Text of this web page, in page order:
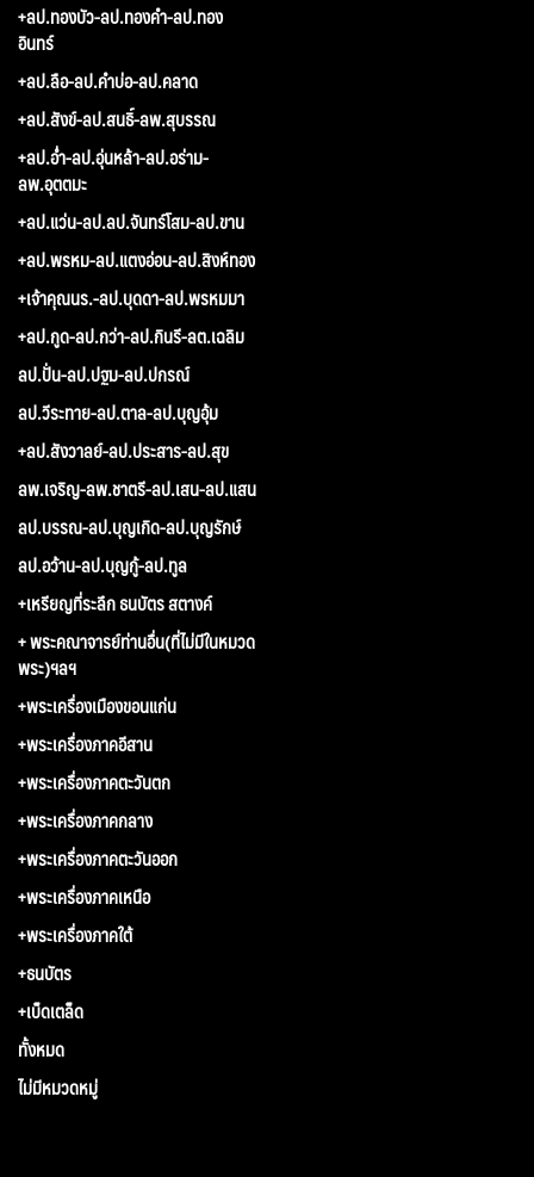
+ลป.ทองบัว-ลป.ทองคำ-ลป.ทอง
อินทร์
+ลป.ลือ-ลป.คำบ่อ-ลป.คลาด
+ลป.สังข์-ลป.สนธิ์-ลพ.สุบรรณ
+ลป.อ่ำ-ลป.อุ่นหล้า-ลป.อร่าม-
ลพ.อุตตมะ
+ลป.แว่น-ลป.ลป.จันทร์โสม-ลป.ขาน
+ลป.พรหม-ลป.แตงอ่อน-ลป.สิงห์ทอง
+เจ้าคุณนร.-ลป.บุดดา-ลป.พรหมมา
+ลป.กูด-ลป.กว่า-ลป.กินรี-ลต.เฉลิม
ลป.ปั่น-ลป.ปฐม-ลป.ปกรณ์
ลป.วีระทาย-ลป.ตาล-ลป.บุญอุ้ม
+ลป.สังวาลย์-ลป.ประสาร-ลป.สุข
ลพ.เจริญ-ลพ.ชาตรี-ลป.เสน-ลป.แสน
ลป.บรรณ-ลป.บุญเกิด-ลป.บุญรักษ์
ลป.อว้าน-ลป.บุญกู้-ลป.ทูล
+เหรียญที่ระลึก ธนบัตร สตางค์
+ พระคณาจารย์ท่านอื่น(ที่ไม่มีในหมวด
พระ)ฯลฯ
+พระเครื่องเมืองขอนแก่น
+พระเครื่องภาคอีสาน
+พระเครื่องภาคตะวันตก
+พระเครื่องภาคกลาง
+พระเครื่องภาคตะวันออก
+พระเครื่องภาคเหนือ
+พระเครื่องภาคใต้
+ธนบัตร
+เบ็ดเตล็ด
ทั้งหมด
ไม่มีหมวดหมู่